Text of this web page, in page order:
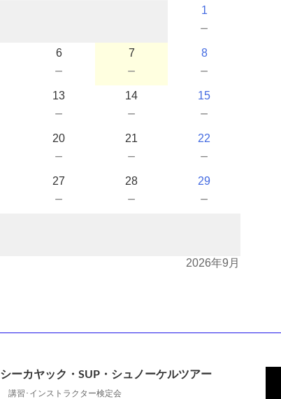
1
－
6
－
7
－
8
－
13
－
14
－
15
－
20
－
21
－
22
－
27
－
28
－
29
－
2026年9月
シーカヤック・SUP・シュノーケルツアー
講習･インストラクター検定会